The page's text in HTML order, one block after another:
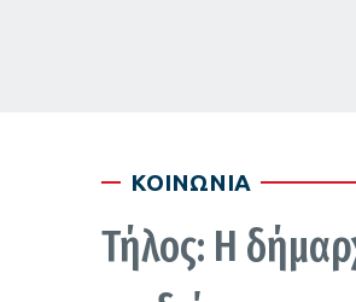
ΚΟΙΝΩΝΙΑ
Τήλος: Η